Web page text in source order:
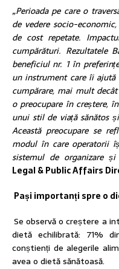
„Perioada pe care o
de vedere socio-
de cost repetate.
cumpărături. Rezultatele
beneficiul nr. 1 în
un instrument care îi ajută
cumpărare, mai mult
o preocupare în creștere,
unui stil de viață sănătos
Această preocupare se
modul în care operatorii
sistemul de organizare și
Legal & Public Affairs
Pași importanți spre o
Se observă o creștere a
dietă echilibrată: 71%
conștienți de alegerile
avea o dietă sănătoasă.